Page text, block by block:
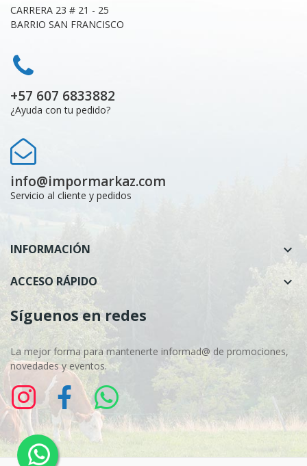
CARRERA 23 # 21 - 25
BARRIO SAN FRANCISCO
+57 607 6833882
¿Ayuda con tu pedido?
info@impormarkaz.com
Servicio al cliente y pedidos
INFORMACIÓN 
ACCESO RÁPIDO 
Síguenos en redes
La mejor forma para mantenerte informad@ de promociones,
novedades y eventos.